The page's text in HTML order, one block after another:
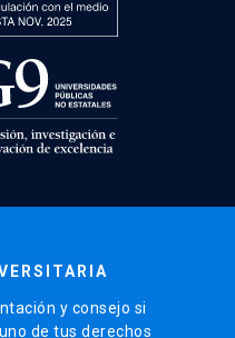
y consejo si
de tus derechos